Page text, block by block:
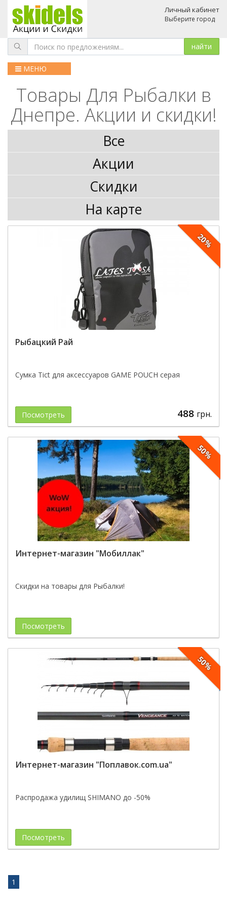
Личный кабинет
Выберите город
МЕНЮ
Товары Для Рыбалки в
Днепре. Акции и скидки!
Все
Акции
Скидки
На карте
20%
Рыбацкий Рай
Сумка Tict для аксессуаров GAME POUCH серая
Посмотреть 488 грн.
50%
Интернет-магазин "Мобиллак"
Скидки на товары для Рыбалки!
Посмотреть
50%
Интернет-магазин "Поплавок.com.ua"
Распродажа удилищ SHIMANO до -50%
Посмотреть
1